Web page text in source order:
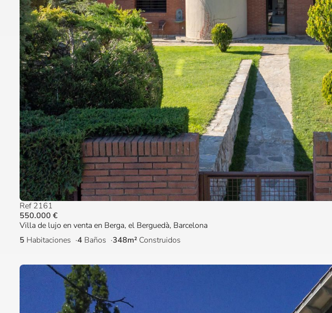
Ref 2161
550.000 €
Villa de lujo en venta en Berga, el Berguedà, Barcelona
5 Habitaciones 4 Baños 348m² Construidos